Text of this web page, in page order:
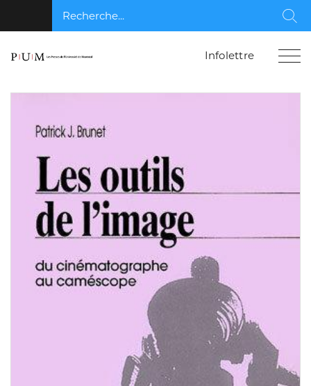
Recherche...
Infolettre